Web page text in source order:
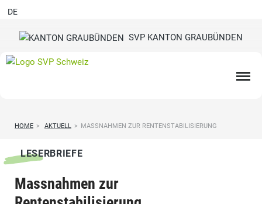
SVP KANTON GRAUBÜNDEN
DE
HOME > AKTUELL > MASSNAHMEN ZUR RENTENSTABILISIERUNG
LESERBRIEFE
Massnahmen zur